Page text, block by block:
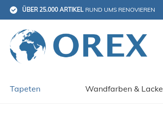
ÜBER 25.000 ARTIKEL RUND UMS RENOVIEREN
Tapeten Wandfarben & Lacke